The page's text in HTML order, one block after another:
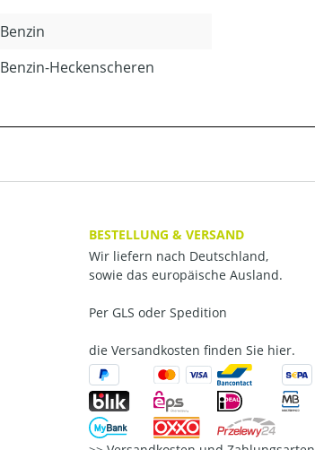
Benzin
Benzin-Heckenscheren
BESTELLUNG & VERSAND
Wir liefern nach Deutschland,
sowie das europäische Ausland.
Per GLS oder Spedition
die Versandkosten finden Sie hier.